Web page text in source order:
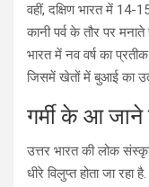
वहीं, दक्षिण भारत में 14-
कानी पर्व के तौर पर
भारत में नव वर्ष का
जिसमें खेतों में बुआई का
गर्मी के आ
उत्तर भारत की लोक
धीरे विलुप्त होता जा